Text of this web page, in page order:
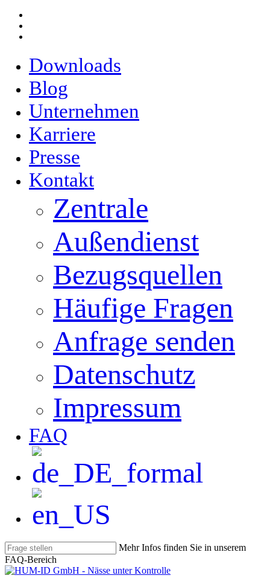
Skip
main
Downloads
Blog
Unternehmen
Karriere
Presse
Kontakt
Zentrale
Außendienst
Bezugsquellen
Häufige Fragen
Anfrage senden
Datenschutz
Impressum
FAQ
Mehr Infos finden Sie in unserem
FAQ-Bereich
Close